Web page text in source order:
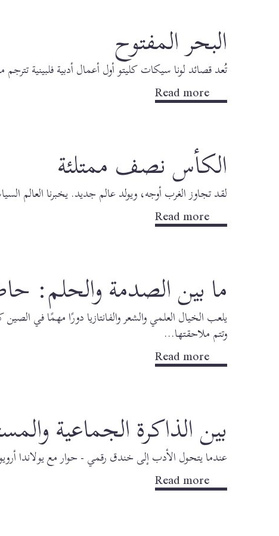
البحر المفتوح
تُعد قصائد لونا سيكات كليتو أول أعمال أدبية فلبينية تترجم
Read more
الكأس نصف ممتلئة
لقد تجاوز الغرب أوجه، ويولد عالم جديد. يخبرنا العالم
Read more
ما بين الصدمة والحلم:
يلعب الخيال العلمي والشعر والفانتازيا دورًا مهمًا في
وتتم ملاحقتها...
Read more
بين الذاكرة الجماعية
عندما يتحول الأدب إلى خندق رقمي - حوار مع يولاندا أرويو
Read more